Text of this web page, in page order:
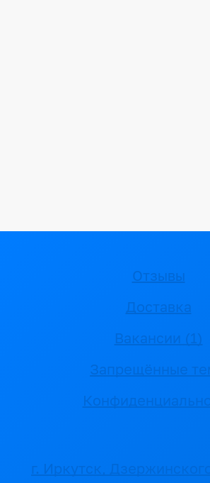
Отзывы
Доставка
Вакансии (1)
Запрещённые
г. Иркутск,